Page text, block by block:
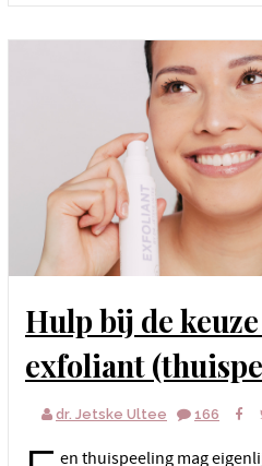
Hulp bij de keuze van je
exfoliant
dr. Jetske Ultee 166
en thuispeeling mag